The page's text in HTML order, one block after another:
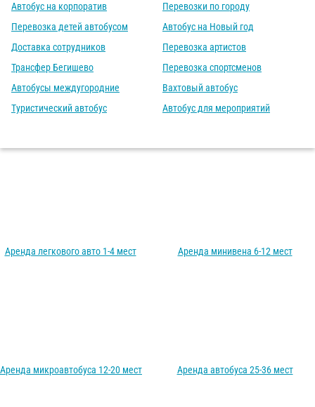
Автобус на корпоратив
Перевозка детей автобусом
Доставка сотрудников
Трансфер Бегишево
Автобусы междугородние
Туристический автобус
Перевозки по городу
Автобус на Новый год
Перевозка артистов
Перевозка спортсменов
Вахтовый автобус
Автобус для мероприятий
Аренда легкового авто 1-4 мест Аренда минивена 6-12 мест
Аренда микроавтобуса 12-20 мест Аренда автобуса 25-36 мест